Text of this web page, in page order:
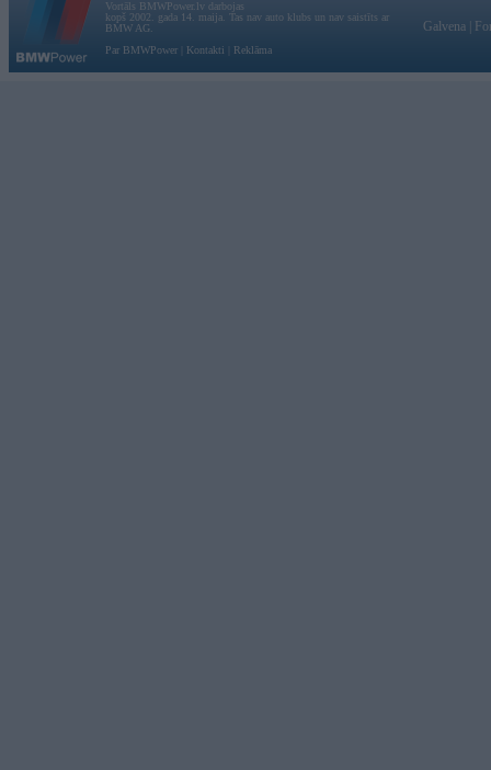
Vortāls BMWPower.lv darbojas
kopš 2002. gada 14. maija. Tas nav auto klubs un nav saistīts ar
BMW AG.
Par BMWPower
Kontakti Reklāma
Galvena